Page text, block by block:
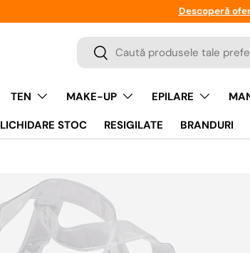
Descoperă
Cauta
Cauta
TEN MAKE-UP EPILARE
LICHIDARE STOC RESIGILATE BRANDURI